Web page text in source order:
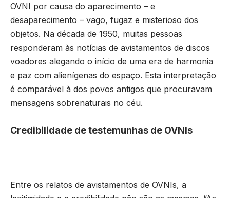
OVNI por causa do aparecimento – e
desaparecimento – vago, fugaz e misterioso dos
objetos. Na década de 1950, muitas pessoas
responderam às notícias de avistamentos de discos
voadores alegando o início de uma era de harmonia
e paz com alienígenas do espaço. Esta interpretação
é comparável à dos povos antigos que procuravam
mensagens sobrenaturais no céu.
Credibilidade de testemunhas de OVNIs
Entre os relatos de avistamentos de OVNIs, a